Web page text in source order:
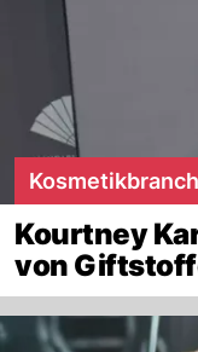
Kourtney
von